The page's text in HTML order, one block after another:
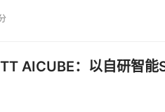
AICUBE：以自研智能